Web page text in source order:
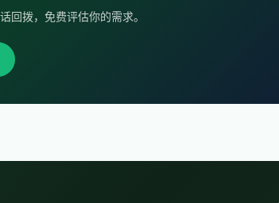
回拨，免费评估你的需求。